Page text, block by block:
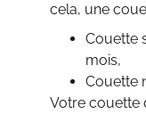
cela, une
Couette
mois,
Couette
Votre couette